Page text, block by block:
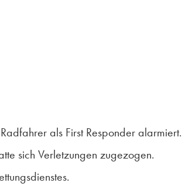
als First Responder alarmiert.
sich Verletzungen zugezogen.